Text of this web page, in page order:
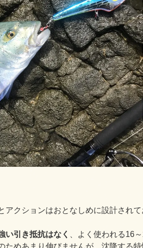
アクションはおとなしめに設計され
い引き抵抗はなく
、よく使われる16
めあまり伸びませんが、 沈降する